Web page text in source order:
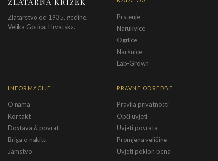
ZLATARNA KRIŽEK
Zlatarstvo od 1935. godine.
Velika Gorica, Hrvatska.
Prstenje
Narukvice
Ogrlice
Naušnice
Lab-Grown
INFORMACIJE
O nama
Kontakt
Dostava & povrat
Briga o nakitu
Jamstvo
PRAVNE ODREDBE
Pravila privatnosti
Opći uvjeti
Uvjeti povrata
Promjena veličine
Uvjeti poklon bona